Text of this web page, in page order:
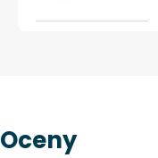
Oceny